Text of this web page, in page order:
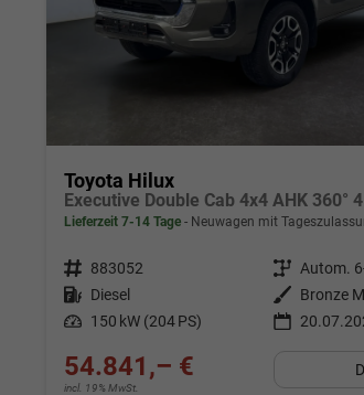
Toyota Hilux
Lieferzeit 7-14 Tage Neuwagen mit
Fahrzeugnr. 883052 Getriebe Autom.
Kraftstoff Diesel Außenfarbe
Bronze
Leistung 150 kW (204 PS)
54.841,– €
incl. 19% MwSt.